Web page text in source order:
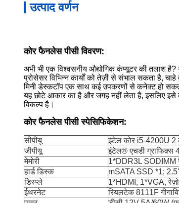
उत्पाद वर्णन
कोर फैनलेस पीसी विवरण:
अभी भी एक विश्वसनीय औद्योगिक कंप्यूटर की तलाश
प्रोसेसर विभिन्न कार्यों को तेज़ी से संभाल सकता है,
मिनी डेस्कटॉप एक साथ कई उपकरणों से कनेक्ट हो
यह छोटे आकार का है और जगह नहीं लेता है, इसलिए इसे
विकल्प है।
कोर फैनलेस पीसी स्पेसिफिकेशन:
सीपीयू
इंटेल कोर i5-4200U 2
जीपीयू
इंटेल® एचडी ग्राफिक्स
मेमोरी
1*DDR3L SODIMM
हार्ड डिस्क
mSATA SSD *1;
डिस्प्ले
1*HDMI, 1*VGA,
ईथरनेट
रियलटेक 8111F